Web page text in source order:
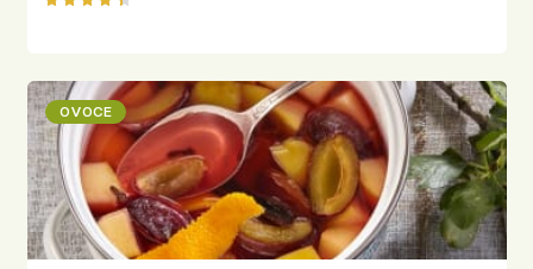
OVOCE